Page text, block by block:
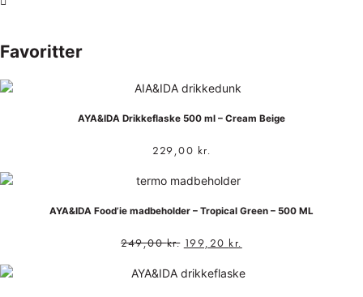
Favoritter
AYA&IDA Drikkeflaske 500 ml – Cream Beige
229,00 kr.
AYA&IDA Food’ie madbeholder – Tropical Green – 500 ML
249,00kr. 199,20 kr.